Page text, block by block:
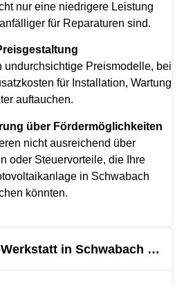
nur eine niedrigere Leistung
für Reparaturen sind.
undurchsichtige Preismodelle, bei
für Installation, Wartung
auftauchen.
über Fördermöglichkeiten
nicht ausreichend über
oder Steuervorteile, die Ihre
in Schwabach
könnten.
in Schwabach …